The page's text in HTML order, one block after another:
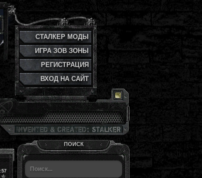
СТАЛКЕР МОДЫ
ИГРА ЗОВ ЗОНЫ
РЕГИСТРАЦИЯ
ВХОД НА САЙТ
ПОИСК